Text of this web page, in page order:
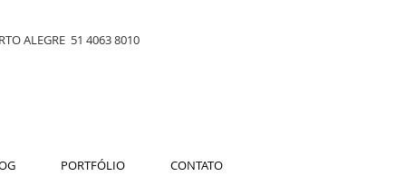
ALEGRE 51 4063 8010
PORTFÓLIO CONTATO